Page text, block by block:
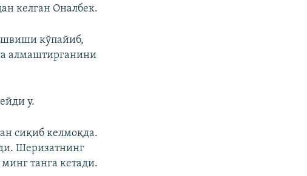
келган Оналбек.
кўпайиб,
алмаштирганини
у.
сиқиб келмоқда.
Шеризатнинг
танга кетади.